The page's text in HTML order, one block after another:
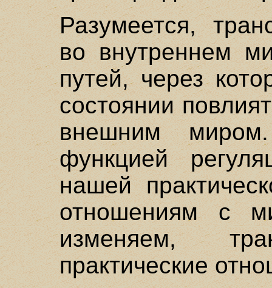
Разумеется,
во внутреннем
путей, через
состоянии
внешним
функцией
нашей
отношениям с
изменяем,
практические